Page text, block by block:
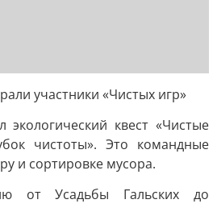
участники «Чистых игр»
квест «Чистые
чистоты». Это командные
и сортировке мусора.
от Усадьбы Гальских до